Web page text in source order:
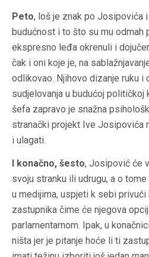
Peto, loš je znak po Josipovića
budućnost i to što su mu odmah
ekspresno leđa okrenuli i
čak i oni koje je, na
odlikovao. Njihovo dizanje ruku i
sudjelovanja u budućoj političkoj
šefa zapravo je snažna
stranački projekt Ive Josipovića
i ulagati.
I konačno, šesto, Josipović će
svoju stranku ili udrugu, a o
u medijima, uspjeti k sebi
zastupnika čime će njegova
parlamentarnom. Ipak, u
ništa jer je pitanje hoće li ti